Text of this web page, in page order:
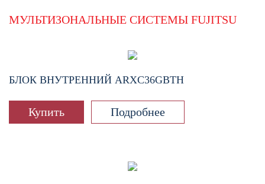
МУЛЬТИЗОНАЛЬНЫЕ СИСТЕМЫ FUJITSU
БЛОК ВНУТРЕННИЙ ARXC36GBTH
Купить Подробнее